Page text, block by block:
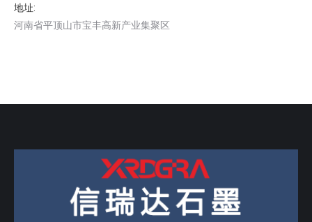
地址:
河南省平顶山市宝丰高新产业集聚区